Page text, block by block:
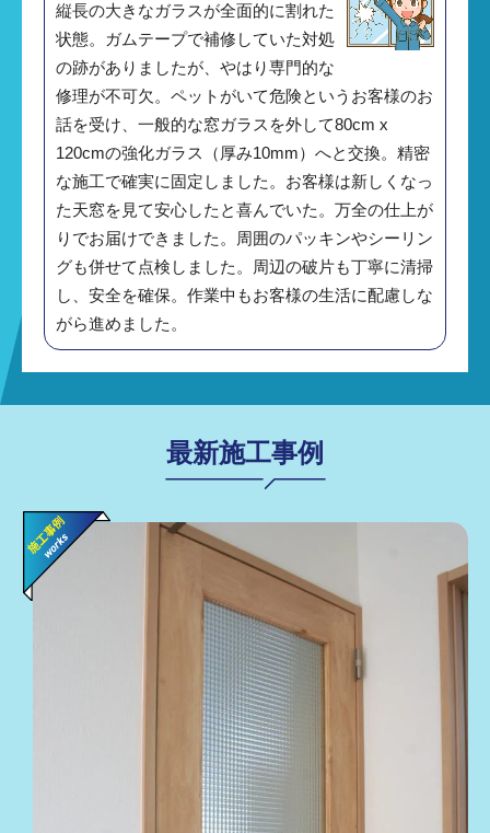
縦長の大きなガラスが全面的に割れた
状態。ガムテープで補修していた対処
の跡がありましたが、やはり専門的な
修理が不可欠。ペットがいて危険というお客様のお
話を受け、一般的な窓ガラスを外して80cm x
120cmの強化ガラス（厚み10mm）へと交換。精密
な施工で確実に固定しました。お客様は新しくなっ
た天窓を見て安心したと喜んでいた。万全の仕上が
りでお届けできました。周囲のパッキンやシーリン
グも併せて点検しました。周辺の破片も丁寧に清掃
し、安全を確保。作業中もお客様の生活に配慮しな
がら進めました。
最新施工事例